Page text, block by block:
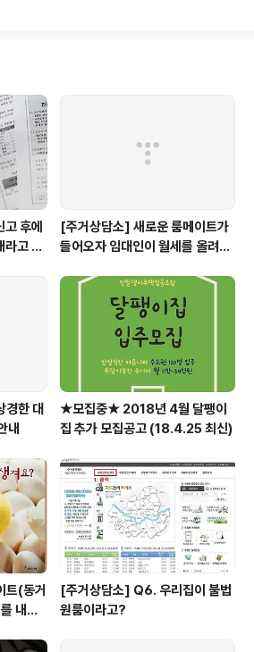
연사 [서울시 주민참여예
울시당 위원장 김은희 녹
웅 서울시 청년명예부시
오후1시~3시 장소 : 서울
동 5번지 1동 1층, 불광역
후에
라고 고
[주거상담소] 새로운 룸메이트가
들어오자 임대인이 월세를 올려달
경한 대
내
★모집중★ 2018년 4월 달팽이
집 추가 모집공고 (18.4.25 최신)
(동거
내야
[주거상담소] Q6. 우리집이 불법
원룸이라고?